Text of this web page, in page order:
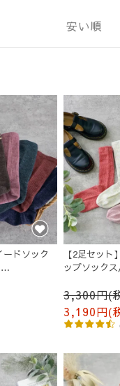
安い順
ードソック
【2足セッ
ップソック
3,300円(
3,190円(